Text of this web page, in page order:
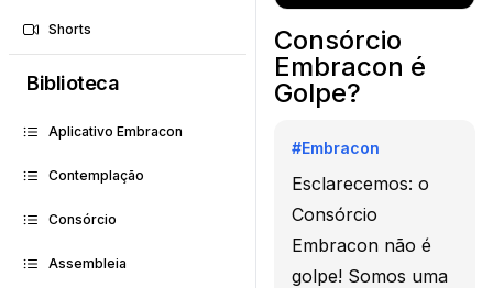
Shorts
Biblioteca
Aplicativo Embracon
Contemplação
Consórcio
Assembleia
Consórcio
Embracon é
Golpe?
#Embracon
Esclarecemos: o
Consórcio
Embracon não é
golpe! Somos uma